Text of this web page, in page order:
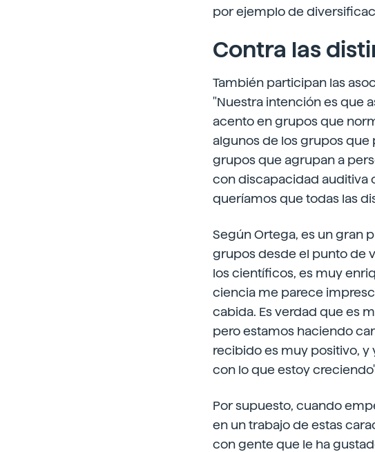
por ejemplo de
Contra las
También participan las
"Nuestra intención es que
acento en grupos que
algunos de los grupos que
grupos que agrupan a
con discapacidad auditiva
queríamos que todas las
Según Ortega, es un gran
grupos desde el punto de
los científicos, es muy
ciencia me parece
cabida. Es verdad que es
pero estamos haciendo
recibido es muy positivo,
con lo que estoy
Por supuesto, cuando
en un trabajo de estas
con gente que le ha